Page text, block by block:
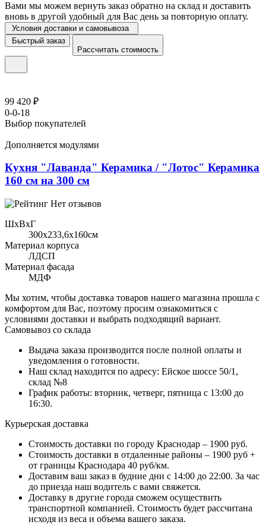
Вами мы можем вернуть заказ обратно на склад и доставить
вновь в другой удобный для Вас день за повторную оплату.
Условия доставки и самовывоза
Быстрый заказ
Рассчитать стоимость
99 420 ₽
0-0-18
Выбор покупателей
Дополняется модулями
Кухня "Лаванда" Керамика / "Лотос" Керамика
160 см на 300 см
Нет отзывов
ШхВхГ
300x233,6х160см
Материал корпуса
ЛДСП
Материал фасада
МДФ
Мы хотим, чтобы доставка товаров нашего магазина прошла с
комфортом для Вас, поэтому просим ознакомиться с
условиями доставки и выбрать подходящий вариант.
Самовывоз со склада
Выдача заказа производится после полной оплаты и
уведомления о готовности.
Наш склад находится по адресу: Ейское шоссе 50/1,
склад №8
График работы: вторник, четверг, пятница с 13:00 до
16:30.
Курьерская доставка
Стоимость доставки по городу Краснодар – 1900 руб.
Стоимость доставки в отдаленные районы – 1900 руб +
от границы Краснодара 40 руб/км.
Доставим ваш заказ в будние дни с 14:00 до 22:00. За час
до приезда наш водитель с вами свяжется.
Доставку в другие города сможем осуществить
транспортной компанией. Стоимость будет рассчитана
исходя из веса и объема вашего заказа.